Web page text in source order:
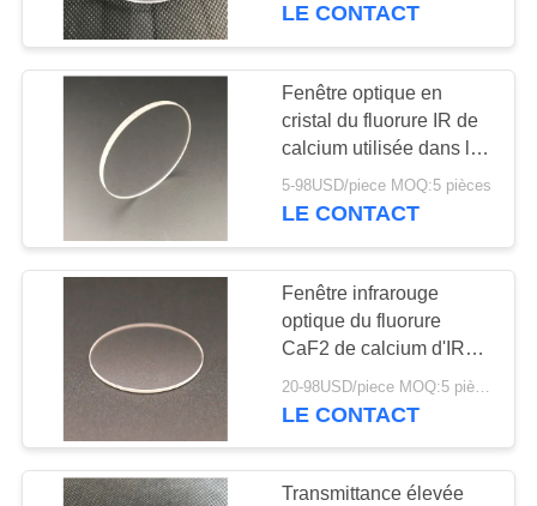
CONTRÔLE
DE
QUALITÉ
CONTACTEZ-
NOUS
DEMANDEZ
CITATION
PLAN
Filtre d'interférence
passe-bande
Filtre de passage
court
10
LE CONTACT
Fenêtre optique en
cristal du fluorure IR de
calcium utilisée dans le
détecteur de flammes
infrarouge
5-98USD/piece MOQ:5 pièces
LE CONTACT
Fenêtre infrarouge
optique du fluorure
CaF2 de calcium d'IR
pour l'application
infrarouge
LE CONTACT
Transmittance élevée